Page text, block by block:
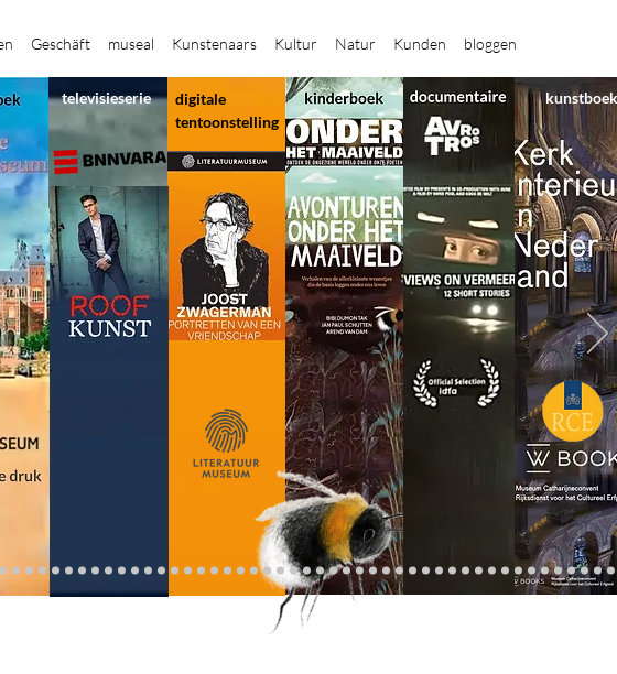
Geschäft museal Kunstenaars Kultur Natur Kunden bloggen
digitale
tentoonstelling
televisieserie kunstboek